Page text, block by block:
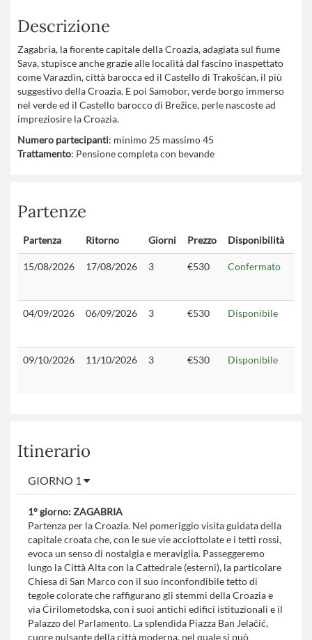
Descrizione
Zagabria, la fiorente capitale della Croazia, adagiata sul fiume
Sava, stupisce anche grazie alle località dal fascino inaspettato
come Varazdin, città barocca ed il Castello di Trakošćan, il più
suggestivo della Croazia. E poi Samobor, verde borgo immerso
nel verde ed il Castello barocco di Brežice, perle nascoste ad
impreziosire la Croazia.
Numero partecipanti: minimo 25 massimo 45
Trattamento: Pensione completa con bevande
Partenze
Partenza Ritorno Giorni Prezzo Disponibilità
15/08/2026 17/08/2026 3 €530 Confermato
04/09/2026 06/09/2026 3 €530 Disponibile
09/10/2026 11/10/2026 3 €530 Disponibile
Itinerario
GIORNO 1
1° giorno: ZAGABRIA
Partenza per la Croazia. Nel pomeriggio visita guidata della
capitale croata che, con le sue vie acciottolate e i tetti rossi,
evoca un senso di nostalgia e meraviglia. Passeggeremo
lungo la Città Alta con la Cattedrale (esterni), la particolare
Chiesa di San Marco con il suo inconfondibile tetto di
tegole colorate che raffigurano gli stemmi della Croazia e
via Ćirilometodska, con i suoi antichi edifici istituzionali e il
Palazzo del Parlamento. La splendida Piazza Ban Jelačić,
cuore pulsante della città moderna, nel quale si può